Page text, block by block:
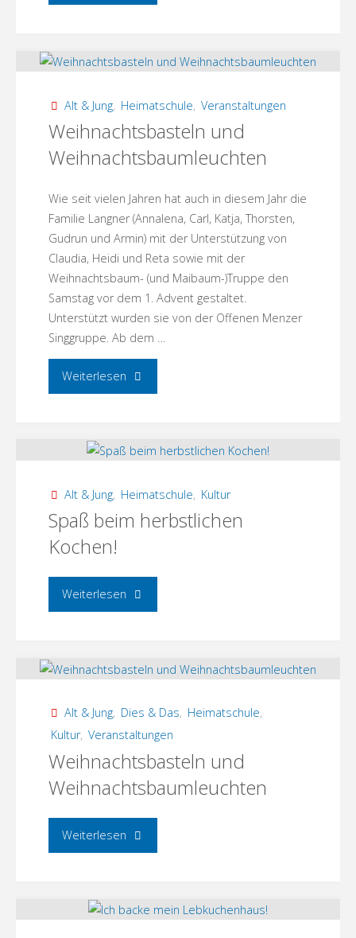
Dorfvereins"
Alt & Jung, Heimatschule, Veranstaltungen
Weihnachtsbasteln und
Weihnachtsbaumleuchten
Wie seit vielen Jahren hat auch in diesem Jahr die
Familie Langner (Annalena, Carl, Katja, Thorsten,
Gudrun und Armin) mit der Unterstützung von
Claudia, Heidi und Reta sowie mit der
Weihnachtsbaum- (und Maibaum-)Truppe den
Samstag vor dem 1. Advent gestaltet.
Unterstützt wurden sie von der Offenen Menzer
Singgruppe. Ab dem …
Weiterlesen "Weihnachtsbasteln
Weihnachtsbaumleuchten"
Alt & Jung, Heimatschule, Kultur
Spaß beim herbstlichen
Kochen!
Weiterlesen "Spaß
herbstlichen
Alt & Jung, Dies & Das, Heimatschule,
Kultur, Veranstaltungen
Weihnachtsbasteln und
Weihnachtsbaumleuchten
Weiterlesen "Weihnachtsbasteln
Weihnachtsbaumleuchten"